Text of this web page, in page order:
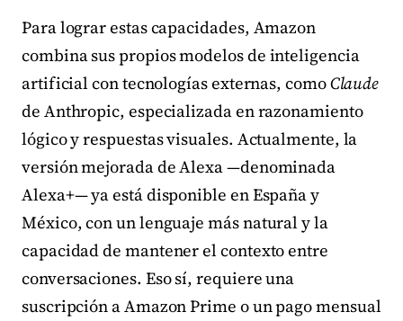
Para lograr estas capacidades, Amazon
combina sus propios modelos de inteligencia
artificial con tecnologías externas, comoClaude
de Anthropic, especializada en razonamiento
lógico y respuestas visuales. Actualmente, la
versión mejorada de Alexa —denominada
Alexa+— ya está disponible en España y
México, con un lenguaje más natural y la
capacidad de mantener el contexto entre
conversaciones. Eso sí, requiere una
suscripción a Amazon Prime o un pago mensual